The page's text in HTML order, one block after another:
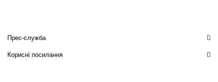
Прес-служба
Корисні посилання